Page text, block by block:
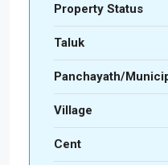
Property Status
Taluk
Panchayath/
Village
Cent